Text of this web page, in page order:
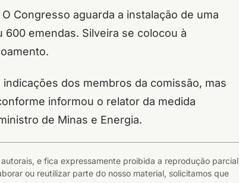
Congresso aguarda a instalação de uma
600 emendas. Silveira se colocou à
dos membros da comissão, mas
informou o relator da medida
de Minas e Energia.
e fica expressamente proibida a reprodução parcial
ou reutilizar parte do nosso material, solicitamos que